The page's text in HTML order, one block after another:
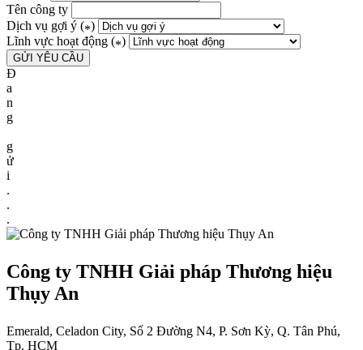
Tên công ty
Dịch vụ gợi ý (*)
Lĩnh vực hoạt động (*)
Đ
a
n
g
g
ử
i
.
.
.
Công ty TNHH Giải pháp Thương hiệu
Thụy An
Emerald, Celadon City, Số 2 Đường N4, P. Sơn Kỳ, Q. Tân Phú,
Tp. HCM